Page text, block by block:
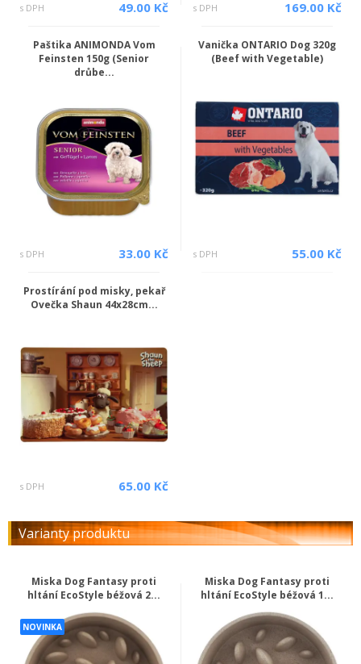
s DPH 49.00 Kč s DPH 169.00 Kč
Paštika ANIMONDA Vom
Feinsten 150g (Senior
drůbe...
s DPH 33.00 Kč
Vanička ONTARIO Dog 320g
(Beef with Vegetable)
s DPH 55.00 Kč
Prostírání pod misky, pekař
Ovečka Shaun 44x28cm...
s DPH 65.00 Kč
Varianty produktu
Miska Dog Fantasy proti
hltání EcoStyle béžová 2...
NOVINKA
Miska Dog Fantasy proti
hltání EcoStyle béžová 1...